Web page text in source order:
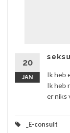
20
JAN
Ik heb
Ik heb
er niks
_E-consult